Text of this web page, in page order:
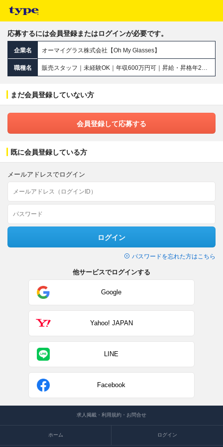
応募するには会員登録またはログインが必要です。
企業名 オーマイグラス株式会社【Oh My Glasses】
職種名 販売スタッフ｜未経験OK｜年収600万円可｜昇給・昇格年2回｜残業月6～8時間｜平均年齢27歳
まだ会員登録していない方
会員登録して応募する
既に会員登録している方
メールアドレスでログイン
ログイン
パスワードを忘れた方はこちら
他サービスでログインする
Google
Yahoo! JAPAN
LINE
Facebook
求人掲載・利用規約・お問合せ
ホーム ログイン